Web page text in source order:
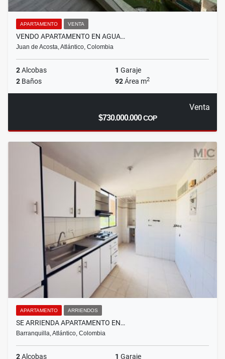
APARTAMENTO VENTA
VENDO APARTAMENTO EN AGUA…
Juan de Acosta, Atlántico, Colombia
2Alcobas 1 Garaje
2 Baños 92Área m2
Venta
$730.000.000COP
APARTAMENTO ARRIENDOS
SE ARRIENDA APARTAMENTO EN…
Barranquilla, Atlántico, Colombia
2Alcobas 1 Garaje